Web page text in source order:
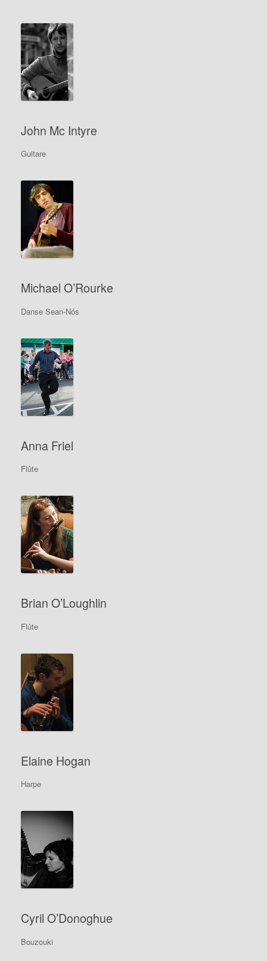
John Mc Intyre
Guitare
Michael O’Rourke
Danse Sean-Nós
Anna Friel
Flûte
Brian O’Loughlin
Flûte
Elaine Hogan
Harpe
Cyril O’Donoghue
Bouzouki